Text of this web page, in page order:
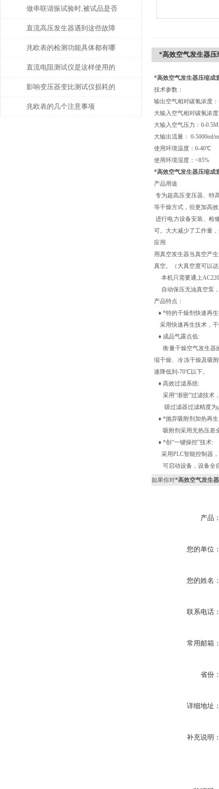
性能和特点
做串联谐振试验时,被试品是否
被击穿该如何判断？
直流高压发生器遇到这些故障
该如何处理？
兆欧表的检测功能具体都有哪
些？
直流电阻测试仪是这样使用的
吗？
影响变压器变比测试仪损耗的
主要因素是什么？
兆欧表的几个注意事项
*高效空气发生器压
*高效空气发生器压缩成
技术
输出空气相对
大输入空气相对
大输入空气
大输出流量： 0-
使用环境温度：0-40℃
使用环境湿度：
*高效空气发生器压缩成
产品用途
专为超高压变压器、特
等干燥方式，但更加高
进行电力设备安装、检
可。大大减少了工作量
应用
用真空发生器当真空产
真空。（大真空度可以
本机只需要通上
自动保压无油真空泵
产品特点：
♦ *特的干燥剂快速再
采用快速再生技术，干
♦ 成品气露点低:
衡量干燥空气发生器
缩干燥、冷冻干燥及吸
速降低到-70℃以下。
♦ 高效过滤系统:
采用“渐密”过滤技术
级过滤器过滤精度为
♦ *抛弃吸附剂加热再
吸附剂采用无热压差
♦ *创“一键操控”技术:
采用PLC智能控制器，
可启动设备，设备全
如果你对*高效空气发生
产品
您的单位
您的姓名
联系电话
常用邮箱
省份
详细地址
补充说明